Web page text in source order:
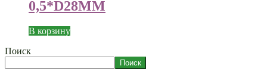
0,5*D28ММ
В корзину
Поиск
Поиск